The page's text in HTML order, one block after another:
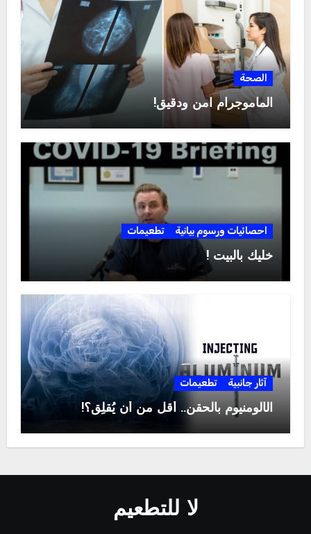
الصحة
الماموجرام آمن ودقيق!
احصائيات ورسوم بيانية تطعيمات
خليك بالبيت !
آثار جانبية تطعيمات
الألومنيوم بالحقن.. أقل من أن يُقلِق؟!
لا للتطعيم